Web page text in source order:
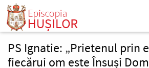
Mergi
conţinutul
principal
PS Ignatie: „Prietenul prin
fiecărui om este Însuși